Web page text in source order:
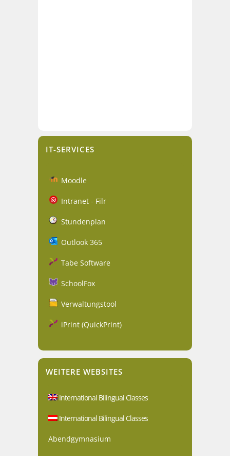
IT-SERVICES
Moodle
Intranet - Filr
Stundenplan
Outlook 365
Tabe Software
SchoolFox
Verwaltungstool
iPrint (QuickPrint)
WEITERE WEBSITES
International Bilingual Classes
International Bilingual Classes
Abendgymnasium